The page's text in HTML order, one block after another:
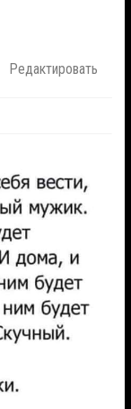
Редактировать